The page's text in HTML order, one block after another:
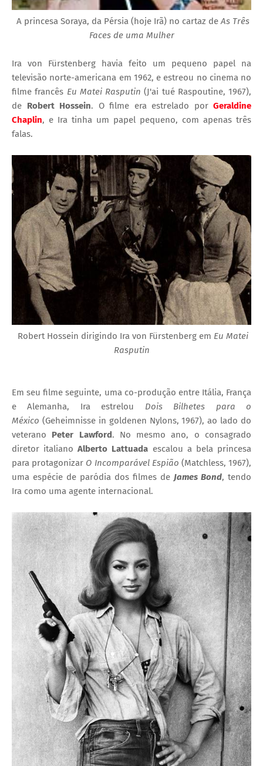
A princesa Soraya, da Pérsia (hoje Irã) no cartaz deAs Três
Faces de uma Mulher
Ira von Fürstenberg havia feito um pequeno papel na
televisão norte-americana em 1962, e estreou no cinema no
filme francês Eu Matei Rasputin (J'ai tué Raspoutine, 1967),
de Robert Hossein. O filme era estrelado por Geraldine
Chaplin, e Ira tinha um papel pequeno, com apenas três
falas.
Robert Hossein dirigindo Ira von Fürstenberg em Eu Matei
Rasputin
Em seu filme seguinte, uma co-produção entre Itália, França
e Alemanha, Ira estrelou Dois Bilhetes para o
México (Geheimnisse in goldenen Nylons, 1967), ao lado do
veterano Peter Lawford. No mesmo ano, o consagrado
diretor italianoAlberto Lattuada escalou a bela princesa
para protagonizar O Incomparável Espião (Matchless, 1967),
uma espécie de paródia dos filmes de James Bond, tendo
Ira como uma agente internacional.